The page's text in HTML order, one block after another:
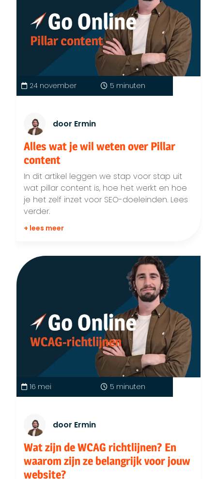
24 november 5 minuten
door Ermin
Alles wat je wil weten over Pillar
content
In dit artikel leggen we stap voor stap uit
wat pillar content is, hoe het werkt en hoe
je het zelf inzet voor SEO-doeleinden. Lees
verder.
+ lees meer
16 mei 5 minuten
door Ermin
Wat zijn de WCAG richtlijnen? En
waarom zijn ze belangrijk voor jouw
website?